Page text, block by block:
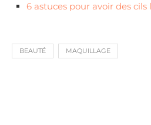
6 astuces pour avoir des cils
BEAUTÉ MAQUILLAGE